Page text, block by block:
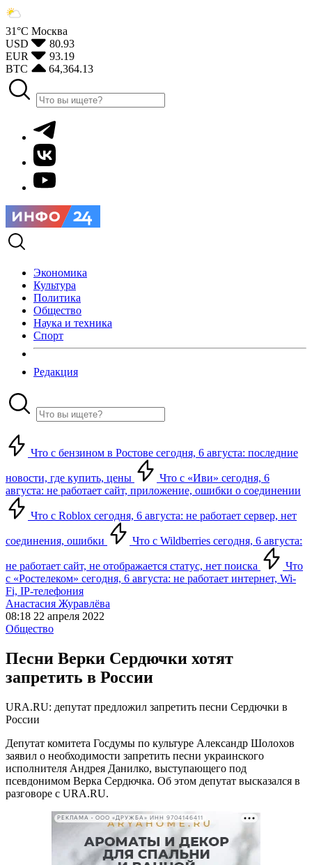
31°С Москва
USD
80.93
EUR
93.19
BTC
64,364.13
Экономика
Культура
Политика
Общество
Наука и техника
Спорт
Редакция
Что с бензином в Ростове сегодня, 6 августа: последние
новости, где купить, цены
Что с «Иви» сегодня, 6
августа: не работает сайт, приложение, ошибки о соединении
Что с Roblox сегодня, 6 августа: не работает сервер, нет
соединения, ошибки Что с Wildberries сегодня, 6 августа:
не работает сайт, не отображается статус, нет поиска
Что
с «Ростелеком» сегодня, 6 августа: не работает интернет, Wi-
Fi, IP-телефония
Анастасия Журавлёва
08:18 22 апреля 2022
Общество
Песни Верки Сердючки хотят
запретить в России
URA.RU: депутат предложил запретить песни Сердючки в
России
Депутат комитета Госдумы по культуре Александр Шолохов
заявил о необходимости запретить песни украинского
исполнителя Андрея Данилко, выступающего под
псевдонимом Верка Сердючка. Об этом депутат высказался в
разговоре с URA.RU.
РЕКЛАМА • ООО «ДРУЖБА» ИНН 9704146411